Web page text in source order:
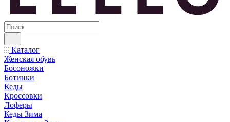
Каталог
Женская обувь
Босоножки
Ботинки
Кеды
Кроссовки
Лоферы
Кеды Зима